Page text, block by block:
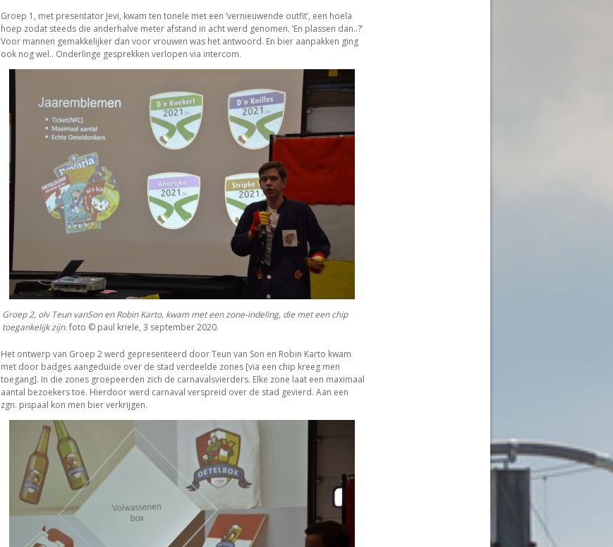
Groep 1, met presentator Jevi, kwam ten tonele met een ’vernieuwende outfit’, een hoela
hoep zodat steeds die anderhalve meter afstand in acht werd genomen. ‘En plassen dan..?’
Voor mannen gemakkelijker dan voor vrouwen was het antwoord. En bier aanpakken ging
ook nog wel.. Onderlinge gesprekken verlopen via intercom.
Groep 2, olv Teun vanSon en Robin Karto, kwam met een zone-indeling, die met een chip
toegankelijk zijn. foto © paul kriele, 3 september 2020.
Het ontwerp van Groep 2 werd gepresenteerd door Teun van Son en Robin Karto kwam
met door badges aangeduide over de stad verdeelde zones [via een chip kreeg men
toegang]. In die zones groepeerden zich de carnavalsvierders. Elke zone laat een maximaal
aantal bezoekers toe. Hierdoor werd carnaval verspreid over de stad gevierd. Aan een
zgn. pispaal kon men bier verkrijgen.